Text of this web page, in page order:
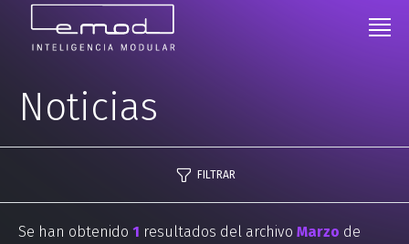
Noticias
FILTRAR
Se han obtenido 1 resultados del archivo Marzo de